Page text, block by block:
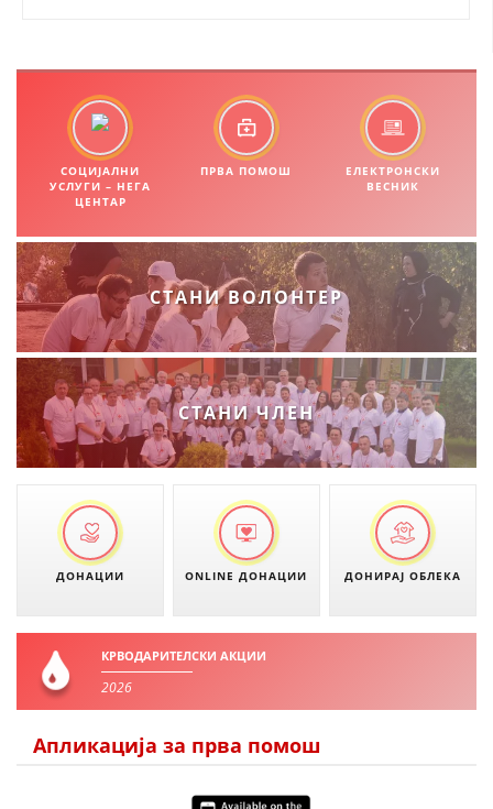
ЗДРАВСТВЕНО ПРЕВЕНТИВНА ДЕЈНОСТ
ПРВА ПОМОШ
ИНФОРМАЦИИ ЗА БОЛЕСТИ
МЕНАЏМЕНТ НА ВОЛОНТЕРИ
ЗА НАС
ДЕЈСТВУВАЊЕ
ПРИРАЧНИЦИ
ПРЕЗЕНТАЦИИ
СОЦИЈАЛНИ
УСЛУГИ – НЕГА
ЦЕНТАР
ПРВА ПОМОШ
ЕЛЕКТРОНСКИ
ВЕСНИК
СТАНИ ВОЛОНТЕР
СТАНИ ЧЛЕН
ДОНАЦИИ ONLINE ДОНАЦИИ ДОНИРАЈ ОБЛЕКА
КРВОДАРИТЕЛСКИ АКЦИИ
2026
Апликација за прва помош